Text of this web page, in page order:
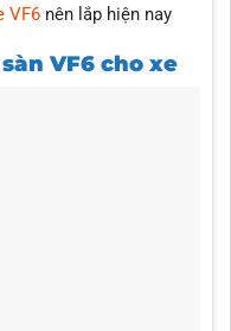
VF6nên lắp hiện nay
VF6 cho xe